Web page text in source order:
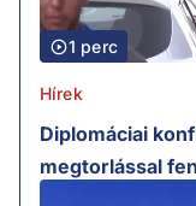
1 perc
Hírek
Diplomáciai
megtorlással